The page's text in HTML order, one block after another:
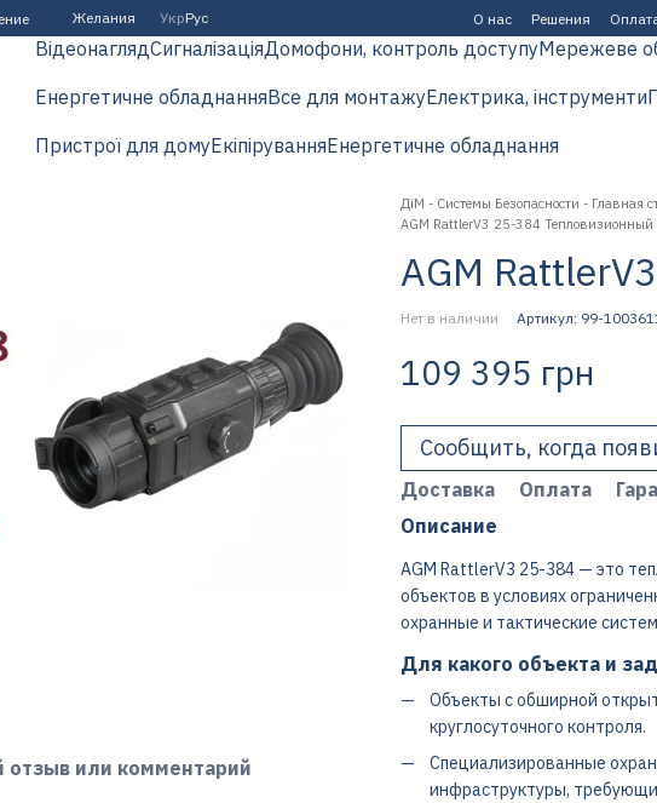
Желания УкрРус О нас Решения
ВідеонаглядСигналізаціяДомофони, контроль доступуМережеве
Енергетичне обладнанняВсе для монтажуЕлектрика, інструменти
Пристрої для домуЕкіпіруванняЕнергетичне обладнання
отзыв или комментарий
ДіМ - Системы Безопасности - Главная
AGM RattlerV3 25-384 Тепловизионный
AGM
Нет в наличии Артикул: 99-
109 395 грн
Сообщить, когда
Доставка Оплата
Описание
AGM RattlerV3 25-384 — это
объектов в условиях
охранные и тактические
Для какого объекта и
Объекты с обширной
круглосуточного контроля.
Специализированные
инфраструктуры,